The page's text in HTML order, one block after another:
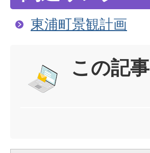
東浦町景観計画
この記